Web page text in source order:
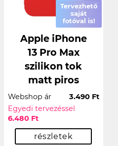
Tervezhető
saját
fotóval is!
Apple iPhone
13 Pro Max
szilikon tok
matt piros
Webshop ár
3.490 Ft
Egyedi tervezéssel
6.480 Ft
részletek